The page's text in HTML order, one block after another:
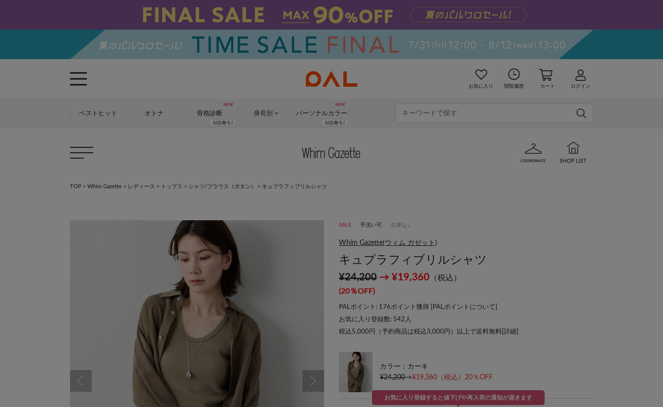
お気に入り 閲覧履歴 カート ログイン
ベストヒット オトナ 骨格診断 身長別 パーソナルカラー
TOP > Whim Gazette > レディース > トップス > シャツ/ブラウス（ボタン） > キュプラフィブリルシャツ
SALE 手洗い可 在庫なし
Whim Gazette(ウィム ガゼット)
キュプラフィブリルシャツ
¥24,200 → ¥19,360 （税込）
(20％OFF)
PALポイント: 176ポイント獲得 [ PALポイントについて
お気に入り登録数: 542 人
税込5,000円（予約商品は税込3,000円）以上で送料無料[ 詳細
カラー：カーキ
¥24,200→¥19,360 （税込）20％OFF
お気に入り登録すると値下げや再入荷の通知が届きます